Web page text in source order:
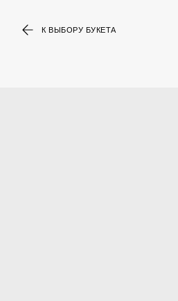
К ВЫБОРУ БУКЕТА